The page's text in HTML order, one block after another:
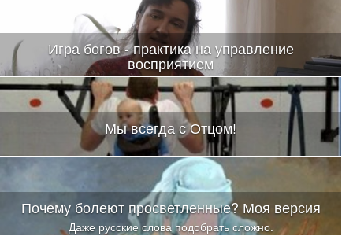
Игра богов - практика на управление
восприятием
Мы всегда с Отцом!
Почему болеют просветленные? Моя версия
Даже русские слова подобрать сложно.